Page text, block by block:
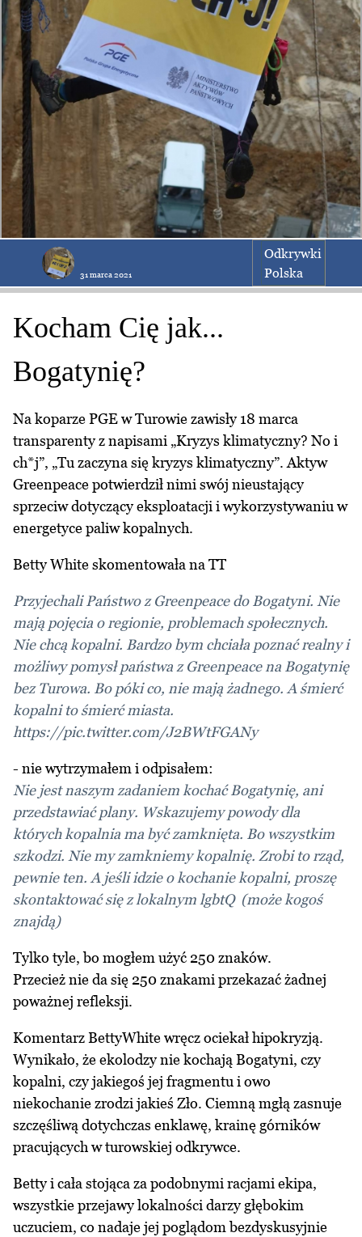
31 marca 2021
Odkrywki
Polska
Kocham Cię jak...
Bogatynię?
Na koparze PGE w Turowie zawisły 18 marca
transparenty z napisami „Kryzys klimatyczny? No i
ch*j”, „Tu zaczyna się kryzys klimatyczny”. Aktyw
Greenpeace potwierdził nimi swój nieustający
sprzeciw dotyczący eksploatacji i wykorzystywaniu w
energetyce paliw kopalnych.
Betty White skomentowała na TT
Przyjechali Państwo z Greenpeace do Bogatyni. Nie
mają pojęcia o regionie, problemach społecznych.
Nie chcą kopalni. Bardzo bym chciała poznać realny i
możliwy pomysł państwa z Greenpeace na Bogatynię
bez Turowa. Bo póki co, nie mają żadnego. A śmierć
kopalni to śmierć miasta.
https://pic.twitter.com/J2BWtFGANy
- nie wytrzymałem i odpisałem:
Nie jest naszym zadaniem kochać Bogatynię, ani
przedstawiać plany. Wskazujemy powody dla
których kopalnia ma być zamknięta. Bo wszystkim
szkodzi. Nie my zamkniemy kopalnię. Zrobi to rząd,
pewnie ten. A jeśli idzie o kochanie kopalni, proszę
skontaktować się z lokalnym lgbtQ (może kogoś
znajdą)
Tylko tyle, bo mogłem użyć 250 znaków.
Przecież nie da się 250 znakami przekazać żadnej
poważnej refleksji.
Komentarz BettyWhite wręcz ociekał hipokryzją.
Wynikało, że ekolodzy nie kochają Bogatyni, czy
kopalni, czy jakiegoś jej fragmentu i owo
niekochanie zrodzi jakieś Zło. Ciemną mgłą zasnuje
szczęśliwą dotychczas enklawę, krainę górników
pracujących w turowskiej odkrywce.
Betty i cała stojąca za podobnymi racjami ekipa,
wszystkie przejawy lokalności darzy głębokim
uczuciem, co nadaje jej poglądom bezdyskusyjnie